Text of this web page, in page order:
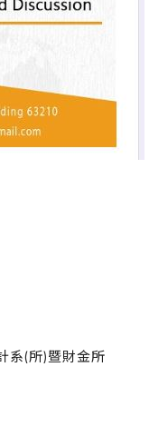
系(所)暨財金所